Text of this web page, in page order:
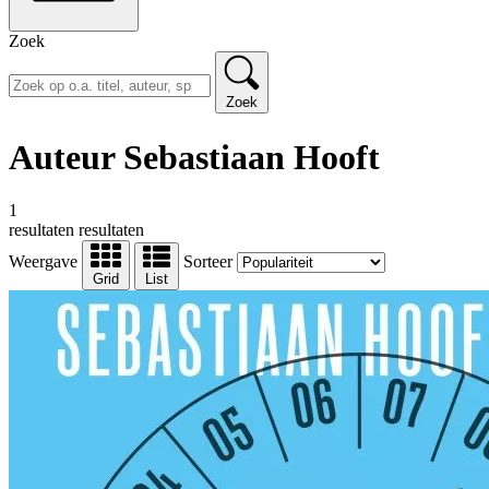
Zoek
Zoek
Auteur Sebastiaan Hooft
1
resultaten resultaten
Weergave
Grid List
Sorteer